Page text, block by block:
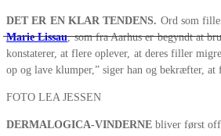
DET ER EN KLAR TENDENS. Ord som
Marie Lissau, som fra Aarhus er begyndt at
konstaterer, at flere oplever, at deres filler
op og lave klumper,” siger han og bekræfter,
FOTO LEA JESSEN
DERMALOGICA-VINDERNE bliver først